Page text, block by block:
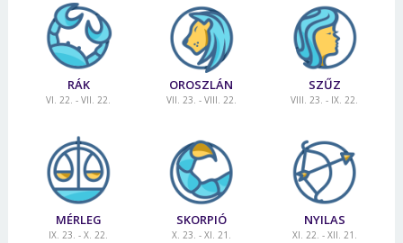
RÁK
VI. 22. - VII. 22.
OROSZLÁN
VII. 23. - VIII. 22.
SZŰZ
VIII. 23. - IX. 22.
MÉRLEG
IX. 23. - X. 22.
SKORPIÓ
X. 23. - XI. 21.
NYILAS
XI. 22. - XII. 21.